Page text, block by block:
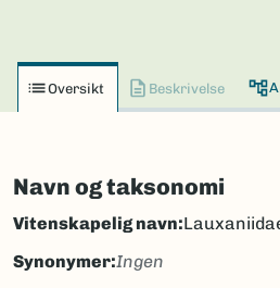
Oversikt Beskrivelse
Navn og taksonomi
Vitenskapelig navn:
Synonymer:Ingen